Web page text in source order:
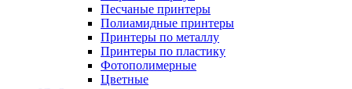
Песчаные принтеры
Полиамидные принтеры
Принтеры по металлу
Принтеры по пластику
Фотополимерные
Цветные